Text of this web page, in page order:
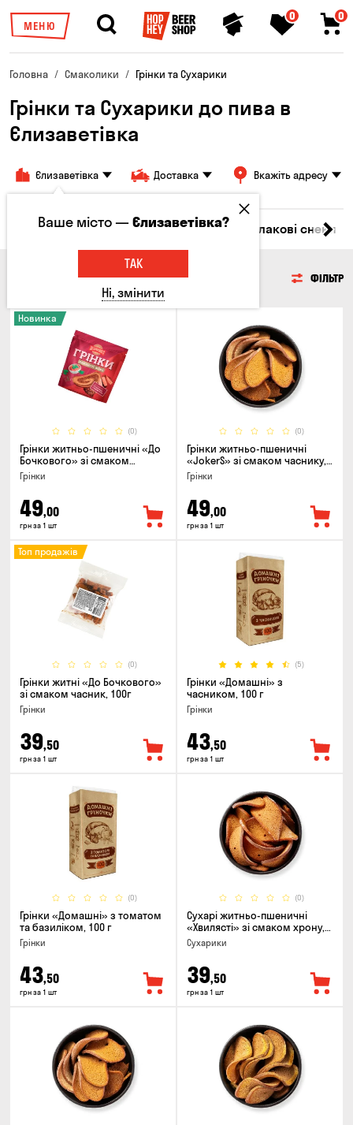
МЕНЮ
0 0
Головна Смаколики Грінки та Сухарики
Грінки та Сухарики до пива в
Єлизаветівка
Єлизаветівка Доставка Вкажіть адресу
Насіння Чипси Грінки та Сухарики Злакові снеки
ГРІНКИ ТА СУХАРИКИ ФІЛЬТР
(0)
Новинка
Грінки житньо-пшеничні «До
Бочкового» зі смаком
телятини та аджики, 75г
Грінки
49,00
грн за 1 шт
(0)
Грінки житньо-пшеничні
«JokerS» зі смаком часнику,
80 г
Грінки
49,00
грн за 1 шт
(0)
Топ продажів
Грінки житні «До Бочкового»
зі смаком часник, 100г
Грінки
39,50
грн за 1 шт
(5)
Грінки «Домашні» з
часником, 100 г
Грінки
43,50
грн за 1 шт
(0)
Грінки «Домашні» з томатом
та базиліком, 100 г
Грінки
43,50
грн за 1 шт
(0)
Сухарі житньо-пшеничні
«Хвилясті» зі смаком хрону,
75г
Сухарики
39,50
грн за 1 шт
Ваше місто —Єлизаветівка?
ТАК
Ні, змінити